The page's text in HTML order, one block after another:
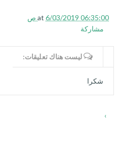
at 6/03/2019 06:35:00 ص
مشاركة
ليست هناك تعليقات:
WRITE COMMENTS
شكرا
›